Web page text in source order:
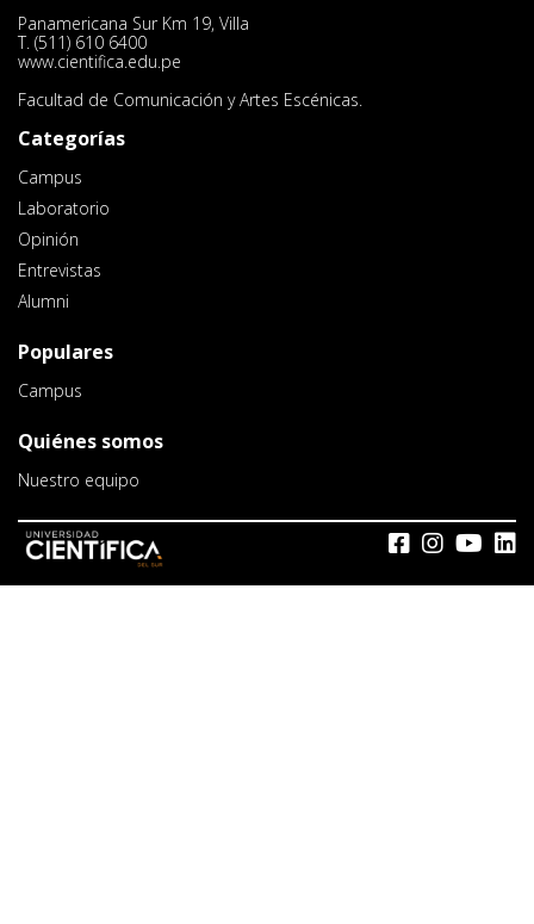
Panamericana Sur Km 19, Villa
T. (511) 610 6400
www.cientifica.edu.pe
Facultad de Comunicación y Artes Escénicas.
Categorías
Campus
Laboratorio
Opinión
Entrevistas
Alumni
Populares
Campus
Quiénes somos
Nuestro equipo